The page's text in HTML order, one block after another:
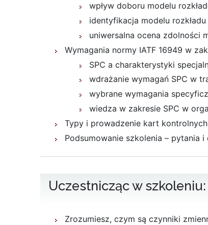
wpływ doboru modelu
identyfikacja modelu
uniwersalna ocena zdolności
Wymagania normy IATF 16949 w
SPC a charakterystyki
wdrażanie wymagań SPC w
wybrane wymagania
wiedza w zakresie SPC w
Typy i prowadzenie kart
Podsumowanie szkolenia – pytania
Uczestnicząc w szkoleniu:
Zrozumiesz, czym są czynniki